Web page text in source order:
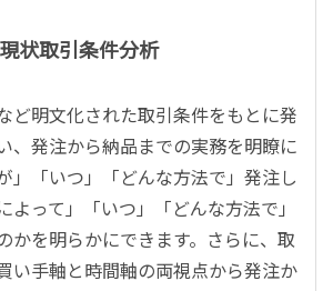
状取引条件分析
ど明文化された取引条件をもとに発
、発注から納品までの実務を明瞭に
」「いつ」「どんな方法で」発注し
よって」「いつ」「どんな方法で」
かを明らかにできます。さらに、取
い手軸と時間軸の両視点から発注か